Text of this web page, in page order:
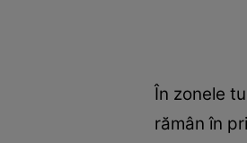
În zonele
rămân în